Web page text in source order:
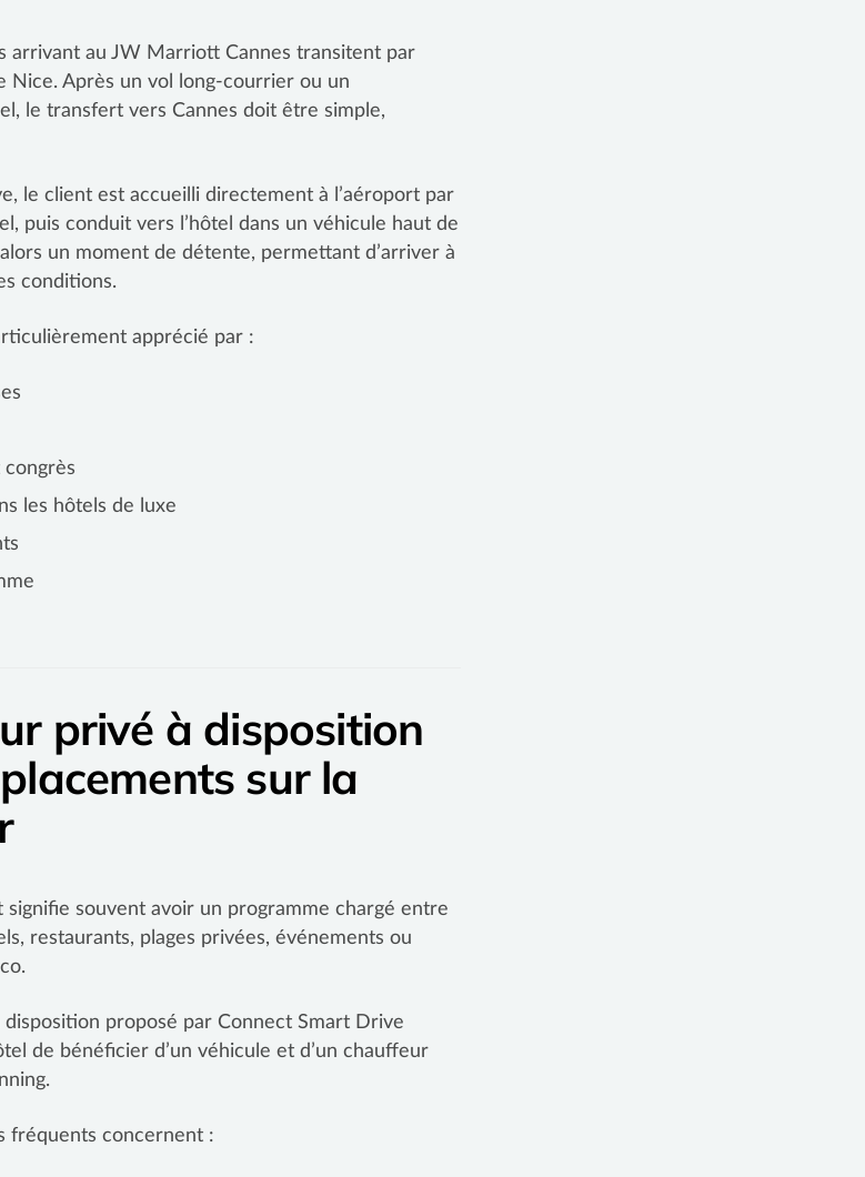
arrivant au JW Marriott Cannes transitent par
Nice. Après un vol long-courrier ou un
le transfert vers Cannes doit être simple,
le client est accueilli directement à l’aéroport par
puis conduit vers l’hôtel dans un véhicule haut de
un moment de détente, permettant d’arriver à
conditions.
apprécié par :
congrès
les hôtels de luxe
privé à disposition
sur la
souvent avoir un programme chargé entre
restaurants, plages privées, événements ou
proposé par Connect Smart Drive
de bénéficier d’un véhicule et d’un chauffeur
fréquents concernent :